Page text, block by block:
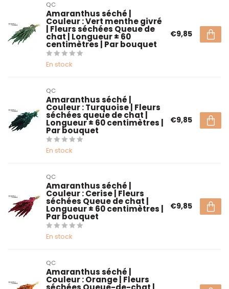
QC
Amaranthus séché |
Couleur : Vert menthe givré
| Fleurs séchées Queue de
chat | Longueur ± 60
centimètres | Par bouquet
En stock
€9,85
QC
Amaranthus séché |
Couleur : Turquoise | Fleurs
séchées queue de chat |
Longueur ± 60 centimètres |
Par bouquet
En stock
€9,85
QC
Amaranthus séché |
Couleur : Cerise | Fleurs
séchées Queue de chat |
Longueur ± 60 centimètres |
Par bouquet
En stock
€9,85
QC
Amaranthus séché |
Couleur : Orange | Fleurs